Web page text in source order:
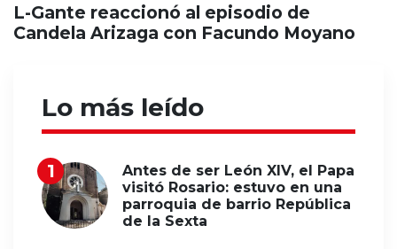
L-Gante reaccionó al episodio de
Candela Arizaga con Facundo Moyano
Lo más leído
Antes de ser León XIV, el Papa
visitó Rosario: estuvo en una
parroquia de barrio República
de la Sexta